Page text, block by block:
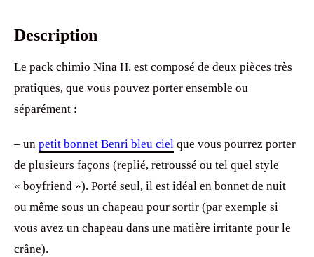
Description
Le pack chimio Nina H. est composé de deux pièces très
pratiques, que vous pouvez porter ensemble ou
séparément :
– un petit bonnet Benri bleu ciel que vous pourrez porter
de plusieurs façons (replié, retroussé ou tel quel style
« boyfriend »). Porté seul, il est idéal en bonnet de nuit
ou même sous un chapeau pour sortir (par exemple si
vous avez un chapeau dans une matière irritante pour le
crâne).